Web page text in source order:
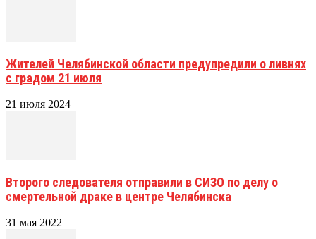
Жителей Челябинской области предупредили о ливнях
с градом 21 июля
21 июля 2024
Второго следователя отправили в СИЗО по делу о
смертельной драке в центре Челябинска
31 мая 2022